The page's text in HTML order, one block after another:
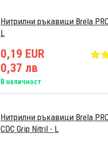
Нитрилни ръкавици Brela
L
0,19 EUR
0,37 лв
В наличност
Нитрилни ръкавици Brela
CDC Grip Nitril - L